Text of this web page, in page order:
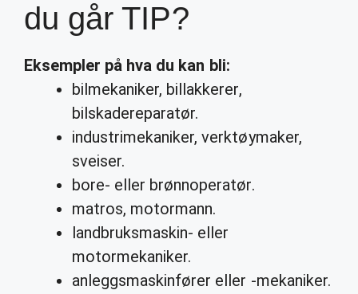
du går TIP?
Eksempler på hva du kan bli:
bilmekaniker, billakkerer,
bilskadereparatør.
industrimekaniker, verktøymaker,
sveiser.
bore- eller brønnoperatør.
matros, motormann.
landbruksmaskin- eller
motormekaniker.
anleggsmaskinfører eller -mekaniker.